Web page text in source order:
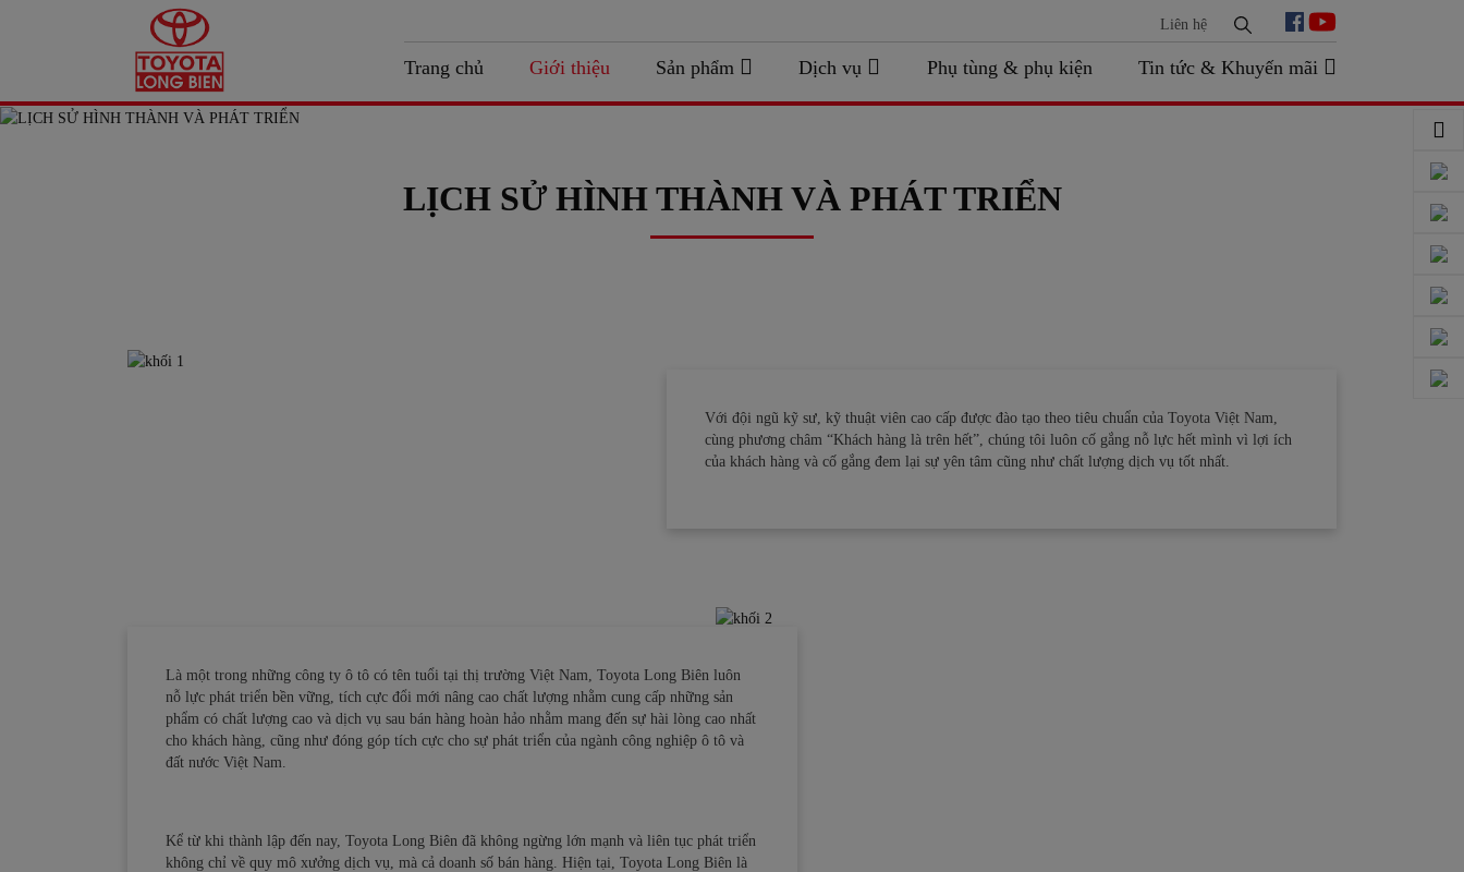
Liên hệ
Trang chủ Giới thiệu Sản phẩm Dịch vụ Phụ tùng & phụ kiện Tin tức & Khuyến mãi
LỊCH SỬ HÌNH THÀNH VÀ PHÁT TRIỂN
Với đội ngũ kỹ sư, kỹ thuật viên cao cấp được đào tạo theo tiêu chuẩn của Toyota Việt Nam,
cùng phương châm “Khách hàng là trên hết”, chúng tôi luôn cố gắng nỗ lực hết mình vì lợi ích
của khách hàng và cố gắng đem lại sự yên tâm cũng như chất lượng dịch vụ tốt nhất.
Là một trong những công ty ô tô có tên tuổi tại thị trường Việt Nam, Toyota Long Biên luôn
nỗ lực phát triển bền vững, tích cực đổi mới nâng cao chất lượng nhằm cung cấp những sản
phẩm có chất lượng cao và dịch vụ sau bán hàng hoàn hảo nhằm mang đến sự hài lòng cao nhất
cho khách hàng, cũng như đóng góp tích cực cho sự phát triển của ngành công nghiệp ô tô và
đất nước Việt Nam.
Kể từ khi thành lập đến nay, Toyota Long Biên đã không ngừng lớn mạnh và liên tục phát triển
không chỉ về quy mô xưởng dịch vụ, mà cả doanh số bán hàng. Hiện tại, Toyota Long Biên là